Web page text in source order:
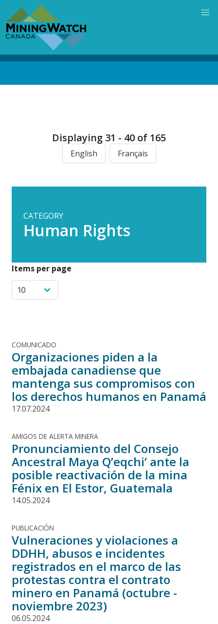
main
content
Displaying 31 - 40 of 165
English Français
CATEGORY
Human Rights
Items per page
COMUNICADO
Organizaciones piden a la
embajada canadiense que
mantenga sus compromisos con
los derechos humanos en Panamá
17.07.2024
AMIGOS DE ALERTA MINERA
Pronunciamiento del Consejo
Ancestral Maya Q’eqchi’ ante la
posible reactivación de la mina
Fénix en El Estor, Guatemala
14.05.2024
PUBLICACIÓN
Vulneraciones y violaciones a
DDHH, abusos e incidentes
registrados en el marco de las
protestas contra el contrato
minero en Panamá (octubre -
noviembre 2023)
06.05.2024